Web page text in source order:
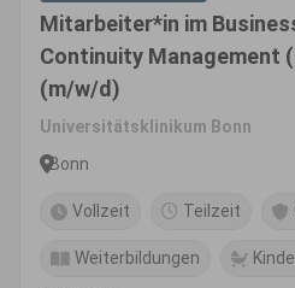
Mitarbeiter*in im
Continuity Management
(m/w/d)
Universitätsklinikum Bonn
Bonn
Vollzeit Teilzeit
Weiterbildungen